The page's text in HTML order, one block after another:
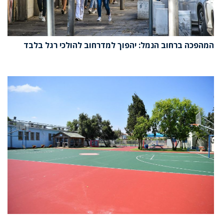
המהפכה ברחוב הנמל: יהפוך למדרחוב להולכי רגל בלבד